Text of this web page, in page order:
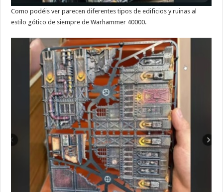
Como podéis ver parecen diferentes tipos de edificios y ruinas al
estilo gótico de siempre de Warhammer 40000.